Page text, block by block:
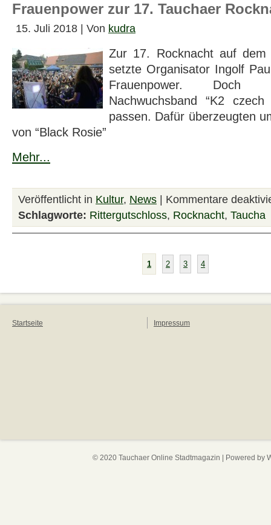
Frauenpower zur 17. Tauchaer
15. Juli 2018 | Von kudra
Zur 17. Rocknacht auf dem
setzte Organisator Ingolf
Frauenpower. Doch
Nachwuchsband “K2
passen. Dafür überzeugten
von “Black Rosie”
Mehr...
Veröffentlicht in Kultur, News
Kommentare
Schlagworte: Rittergutschloss, Rocknacht, Taucha
1 2 3 4
Startseite Impressum
© 2020 Tauchaer Online Stadtmagazin | Powered by